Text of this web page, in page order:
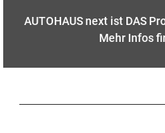
AUTOHAUS next ist DAS
Mehr Infos